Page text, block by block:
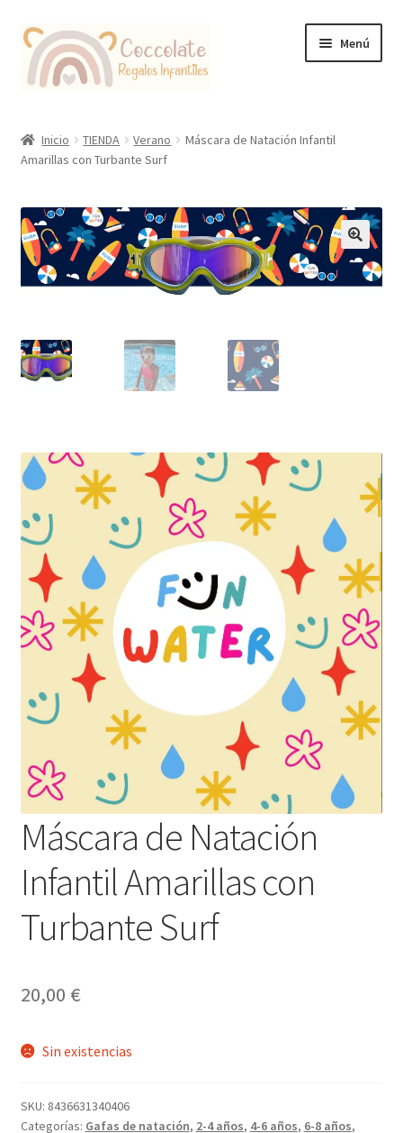
Ir
la
Ir
contenido
Menú
Coccolate Puericultura y Juguetería Educativa
Inicio TIENDA Verano
Máscara de Natación Infantil
Amarillas con Turbante Surf
🔍
Máscara de Natación
Infantil Amarillas con
Turbante Surf
20,00 €
Sin existencias
SKU: 8436631340406
Categorías: Gafas de natación, 2-4 años, 4-6 años, 6-8 años,